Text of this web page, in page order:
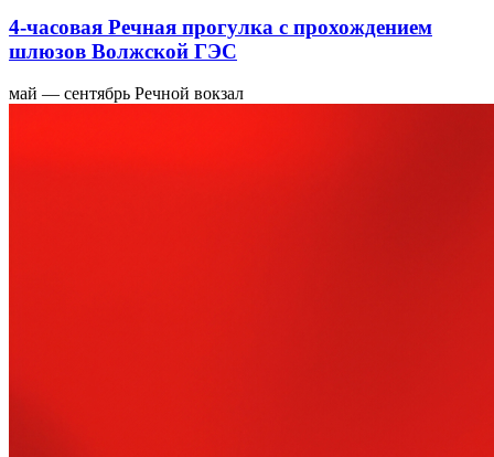
4-часовая Речная прогулка с прохождением
шлюзов Волжской ГЭС
май — сентябрь Речной вокзал